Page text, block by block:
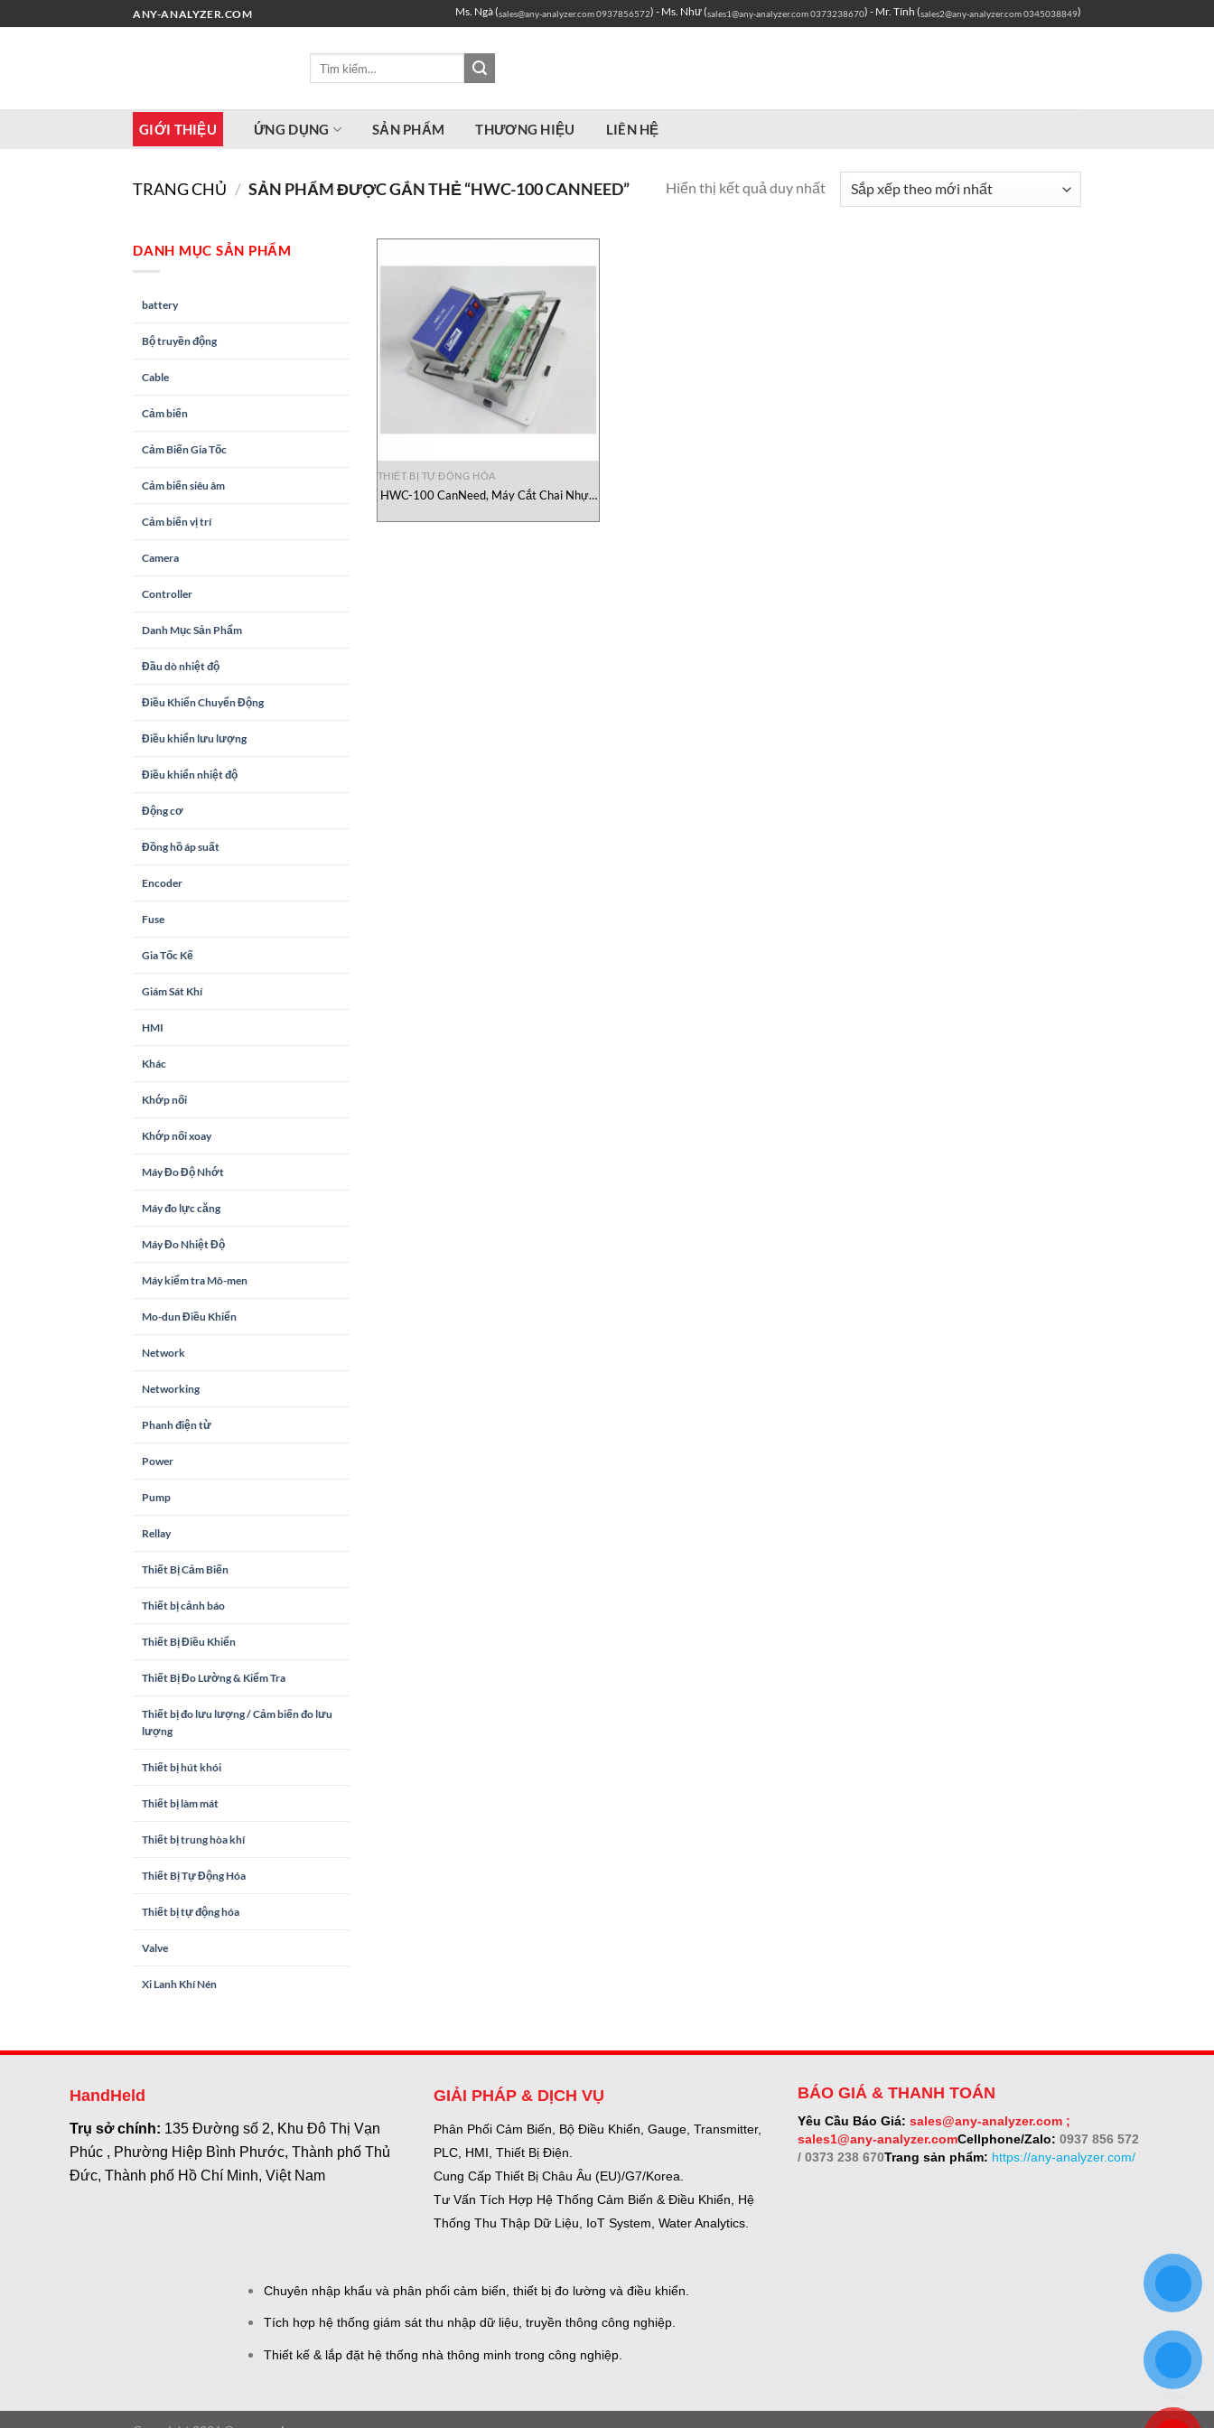
đến
ANY-ANALYZER.COM Ms. Ngà (sales@any-analyzer.com0937856572) - Ms. Như (sales1@any-analyzer.com0373238670) - Mr. Tính (sales2@any-analyzer.com0345038849)
GIỚI THIỆU ỨNG DỤNG SẢN PHẨM THƯƠNG HIỆU LIÊN HỆ
TRANG CHỦ / SẢN PHẨM ĐƯỢC GẮN THẺ “HWC-100 CANNEED” Hiển thị kết quả duy nhất
DANH MỤC SẢN PHẨM
battery
Bộ truyền động
Cable
Cảm biến
Cảm Biến Gia Tốc
Cảm biến siêu âm
Cảm biến vị trí
Camera
Controller
Danh Mục Sản Phẩm
Đầu dò nhiệt độ
Điều Khiển Chuyển Động
Điều khiển lưu lượng
Điều khiển nhiệt độ
Động cơ
Đồng hồ áp suất
Encoder
Fuse
Gia Tốc Kế
Giám Sát Khí
HMI
Khác
Khớp nối
Khớp nối xoay
Máy Đo Độ Nhớt
Máy đo lực căng
Máy Đo Nhiệt Độ
Máy kiểm tra Mô-men
Mo-dun Điều Khiển
Network
Networking
Phanh điện từ
Power
Pump
Rellay
Thiết Bị Cảm Biến
Thiết bị cảnh báo
Thiết Bị Điều Khiển
Thiết Bị Đo Lường & Kiểm Tra
Thiết bị đo lưu lượng / Cảm biến đo lưu
lượng
Thiết bị hút khói
Thiết bị làm mát
Thiết bị trung hòa khí
Thiết Bị Tự Động Hóa
Thiết bị tự động hóa
Valve
Xi Lanh Khí Nén
THIẾT BỊ TỰ ĐỘNG HÓA
HWC-100 CanNeed, Máy Cắt Chai Nhựa
Nam
HandHeld
Trụ sở chính: 135 Đường số 2, Khu Đô Thị Vạn
Phúc , Phường Hiệp Bình Phước, Thành phố Thủ
Đức, Thành phố Hồ Chí Minh, Việt Nam
GIẢI PHÁP & DỊCH VỤ
Phân Phối Cảm Biến, Bộ Điều Khiển, Gauge, Transmitter,
PLC, HMI, Thiết Bị Điện.
Cung Cấp Thiết Bị Châu Âu (EU)/G7/Korea.
Tư Vấn Tích Hợp Hệ Thống Cảm Biến & Điều Khiển, Hệ
Thống Thu Thập Dữ Liệu, IoT System, Water Analytics.
BÁO GIÁ & THANH TOÁN
Yêu Cầu Báo Giá: sales@any-analyzer.com ;
sales1@any-analyzer.comCellphone/Zalo: 0937 856 572
/ 0373 238 670Trang sản phẩm: https://any-analyzer.com/
Chuyên nhập khẩu và phân phối cảm biến, thiết bị đo lường và điều khiển.
Tích hợp hệ thống giám sát thu nhập dữ liệu, truyền thông công nghiệp.
Thiết kế & lắp đặt hệ thống nhà thông minh trong công nghiệp.